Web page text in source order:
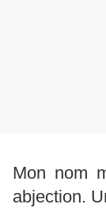
Mon nom
abjection.